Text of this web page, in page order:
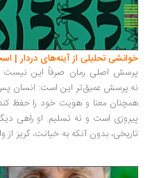
تحلیلی از آینه‌های دردار | اسحاق
اصلی رمان صرفاً این نیست که آیا
عمیق‌تر این است: انسان پس از
معنا و هویت خود را حفظ کند؟...
است و نه تسلیم. او راهی دیگر را
بدون آنکه به خیانت، گریز از واقعیت